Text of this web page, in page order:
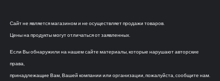
Сайт не является магазином и не осуществляет продажи товаров.
Цены на продукты могут отличаться от заявленных.
Если Вы обнаружили на нашем сайте материалы, которые нарушают авторские
права,
принадлежащие Вам, Вашей компании или организации, пожалуйста, сообщите нам.